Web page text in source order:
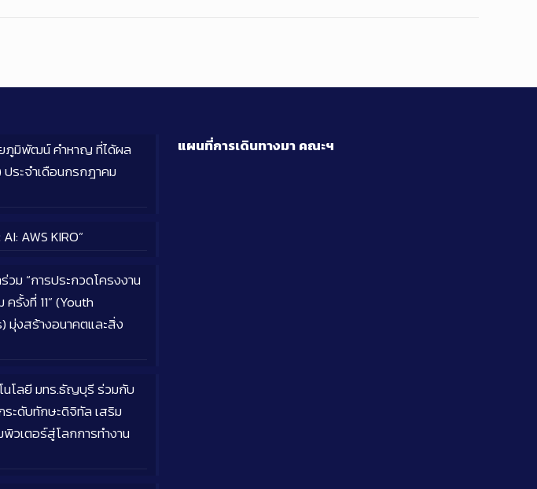
ภูมิพัฒน์ คำหาญ ที่ได้ผล
ระจำเดือนกรกฎาคม
AWS KIRO”
วม “การประกวดโครงงาน
รั้งที่ 11” (Youth
มุ่งสร้างอนาคตและสิ่ง
นโลยี มทร.ธัญบุรี ร่วมกับ
ะดับทักษะดิจิทัล เสริม
พิวเตอร์สู่โลกการทำงาน
แผนที่การเดินทางมาคณะฯ